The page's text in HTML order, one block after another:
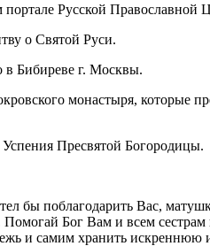
Русской Православной
о Святой Руси.
в Бибиреве г. Москвы.
монастыря, которые
Пресвятой Богородицы.
поблагодарить Вас,
Бог Вам и всем
и самим хранить